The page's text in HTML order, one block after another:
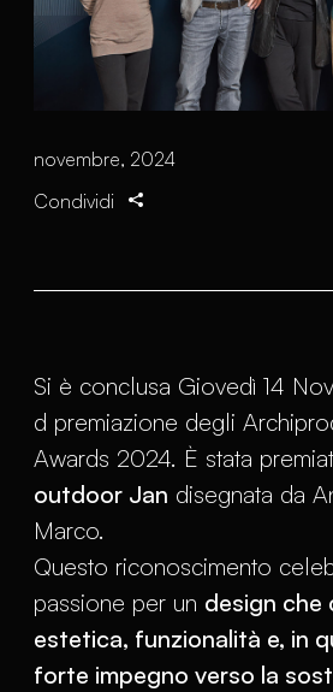
novembre, 2024
Condividi
Si è conclusa Giovedì 14
d premiazione degli
Awards 2024. È stata
outdoor Jan disegnata da
Marco.
Questo riconoscimento
passione per un design che
estetica, funzionalità e, in
forte impegno verso la